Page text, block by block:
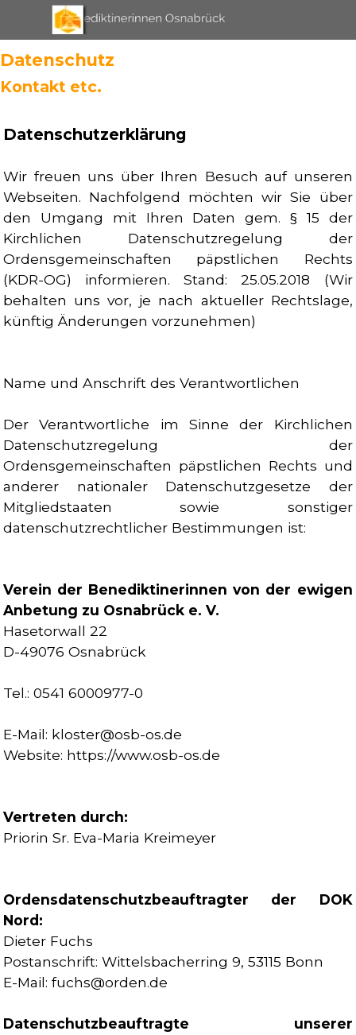
Direkt zum Seiteninhalt
Menü überspringen
Datenschutz
Kontakt etc.
Datenschutzerklärung
Wir freuen uns über Ihren Besuch auf unseren
Webseiten. Nachfolgend möchten wir Sie über
den Umgang mit Ihren Daten gem. § 15 der
Kirchlichen Datenschutzregelung der
Ordensgemeinschaften päpstlichen Rechts
(KDR-OG) informieren. Stand: 25.05.2018 (Wir
behalten uns vor, je nach aktueller Rechtslage,
künftig Änderungen vorzunehmen)
Name und Anschrift des Verantwortlichen
Der Verantwortliche im Sinne der Kirchlichen
Datenschutzregelung der
Ordensgemeinschaften päpstlichen Rechts und
anderer nationaler Datenschutzgesetze der
Mitgliedstaaten sowie sonstiger
datenschutzrechtlicher Bestimmungen ist:
Verein der Benediktinerinnen von der ewigen
Anbetung zu Osnabrück e. V.
Hasetorwall 22
D-49076 Osnabrück
Tel.: 0541 6000977-0
E-Mail: kloster@osb-os.de
Website: https://www.osb-os.de
Vertreten durch:
Priorin Sr. Eva-Maria Kreimeyer
Ordensdatenschutzbeauftragter der DOK
Nord:
Dieter Fuchs
Postanschrift: Wittelsbacherring 9, 53115 Bonn
E-Mail: fuchs@orden.de
Datenschutzbeauftragte unserer